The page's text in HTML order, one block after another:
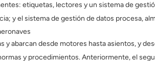
etiquetas, lectores y un sistema de
y el sistema de gestión de datos procesa,
y abarcan desde motores hasta asientos, y
y procedimientos. Anteriormente, el